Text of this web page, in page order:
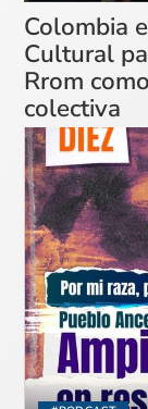
Colombia
Cultural
Rrom
colectiva